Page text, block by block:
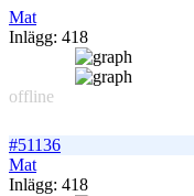
Mat
Inlägg: 418
offline
#51136
Mat
Inlägg: 418